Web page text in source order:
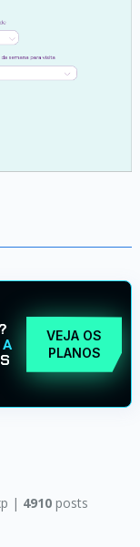
VEJA OS
PLANOS
| 4910posts